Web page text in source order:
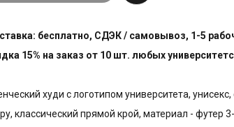
бесплатно, СДЭК / самовывоз, 1-5
15% на заказ от 10 шт. любых
худи с логотипом университета,
классический прямой крой, материал - футер